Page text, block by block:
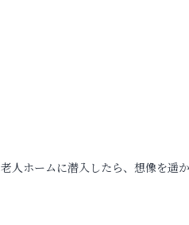
ホームに潜入したら、想像を遥